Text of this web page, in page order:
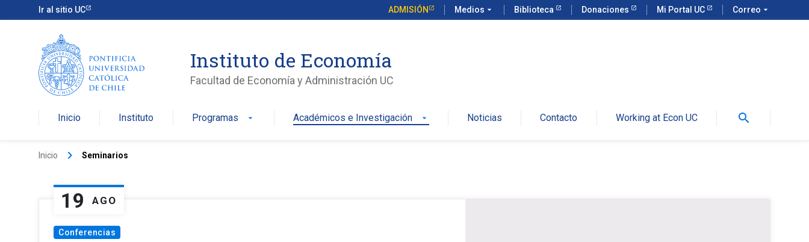
Ir al sitio UC ADMISIÓN Medios arrow_drop_down Biblioteca Donaciones Mi Portal UC Correo arrow_drop_down
Instituto de Economía
Facultad de Economía y Administración UC
Inicio Instituto Programas arrow_drop_down Académicos e Investigación arrow_drop_down Noticias Contacto Working at Econ UC search
Inicio keyboard_arrow_right Seminarios
19 AGO
Conferencias